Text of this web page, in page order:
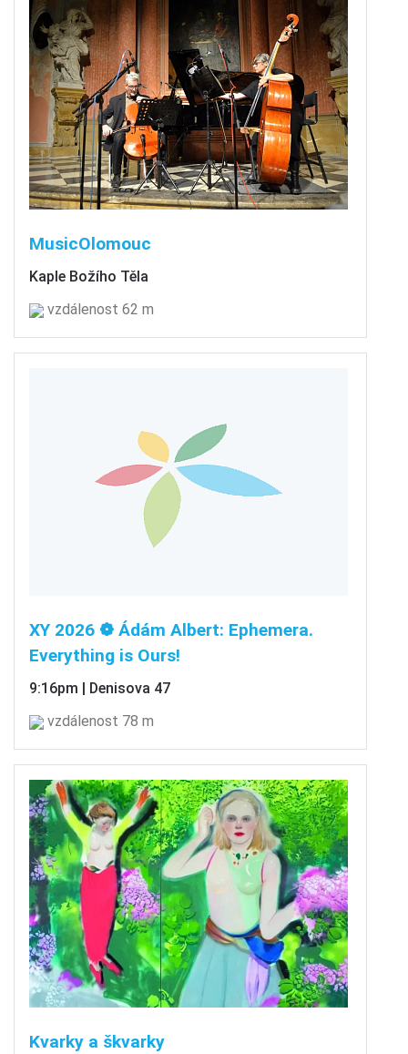
MusicOlomouc
Kaple Božího Těla
vzdálenost 62 m
XY 2026 ❁ Ádám Albert: Ephemera.
Everything is Ours!
9:16pm | Denisova 47
vzdálenost 78 m
Kvarky a škvarky